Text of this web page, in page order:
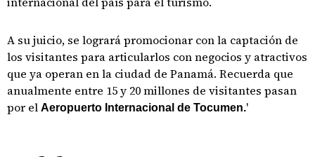
A su juicio, se logrará promocionar con la captación de
los visitantes para articularlos con negocios y atractivos
que ya operan en la ciudad de Panamá. Recuerda que
anualmente entre 15 y 20 millones de visitantes pasan
por el Aeropuerto Internacional de Tocumen.'